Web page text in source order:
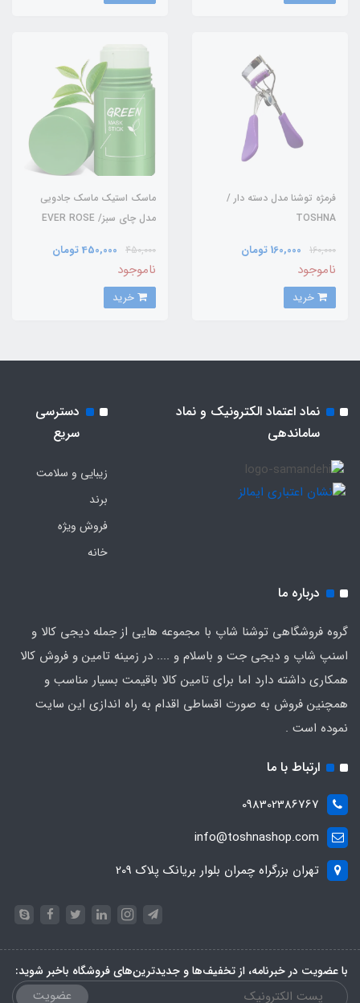
فرمژه توشنا مدل دسته دار /
TOSHNA
160,000 160,000 تومان
ناموجود
ماسک استیک ماسک جادویی
مدل چای سبز/ EVER ROSE
450,000 450,000 تومان
ناموجود
نماد اعتماد الکترونیک و نماد
ساماندهی
دسترسی
سریع
زیبایی و سلامت
برند
فروش ویژه
خانه
درباره ما
گروه فروشگاهی توشنا شاپ با مجموعه هایی از جمله دیجی کالا و
اسنپ شاپ و دیجی جت و باسلام و .... در زمینه تامین و فروش کالا
همکاری داشته دارد اما برای تامین کالا باقیمت بسیار مناسب و
همچنین فروش به صورت اقساطی اقدام به راه اندازی این سایت
نموده است .
ارتباط با ما
098302386767
info@toshnashop.com
تهران بزرگراه چمران بلوار بریانک پلاک 209
با عضویت در خبرنامه، از تخفیف‌ها و جدیدترین‌های فروشگاه باخبر شوید:
عضویت